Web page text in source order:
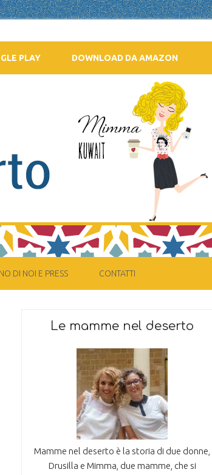
PLAY DOWNLOAD DA AMAZON
DI NOI E PRESS CONTATTI
Le mamme nel deserto
Mamme nel deserto è la storia di due donne,
Drusilla e Mimma, due mamme, che si